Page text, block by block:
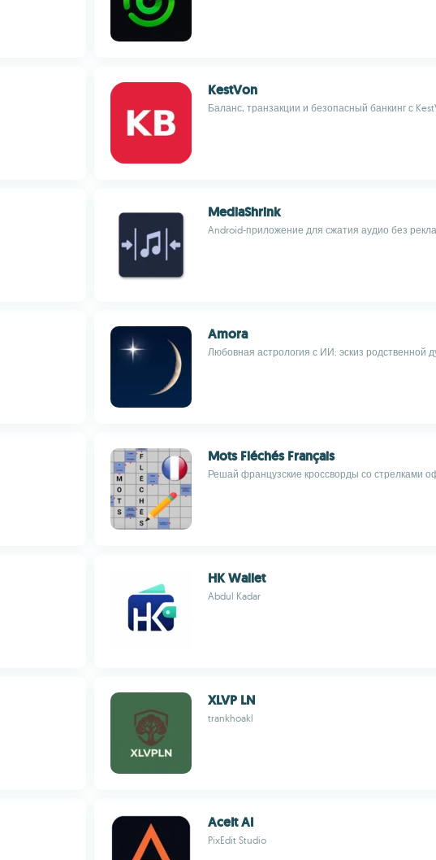
KestVon
Баланс, транзакции и безопасный банкинг с
MediaShrink
Android-приложение для сжатия аудио без
Amora
Любовная астрология с ИИ: эскиз родственной
Mots Fléchés Français
Решай французские кроссворды со стрелками
HK Wallet
Abdul Kadar
XLVP LN
trankhoakl
AceIt AI
PixEdit Studio